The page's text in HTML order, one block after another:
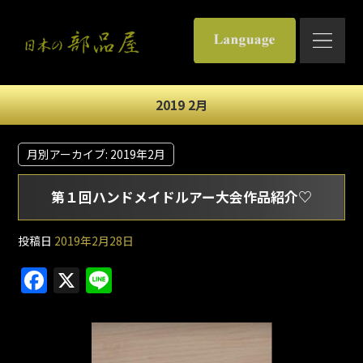
2019 2月
月別アーカイブ: 2019年2月
第１回ハンドメイドルアー大会作品紹介♡
投稿日 2019年2月28日
F
a
X
e